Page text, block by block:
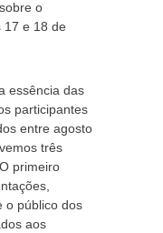
o
17 e 18 de
essência das
participantes
entre agosto
três
primeiro
o público dos
aos